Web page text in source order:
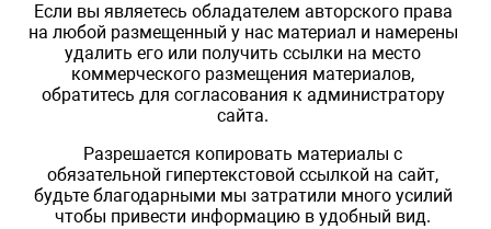
Если вы являетесь обладателем авторского права
на любой размещенный у нас материал и намерены
удалить его или получить ссылки на место
коммерческого размещения материалов,
обратитесь для согласования к администратору
сайта.
Разрешается копировать материалы с
обязательной гипертекстовой ссылкой на сайт,
будьте благодарными мы затратили много усилий
чтобы привести информацию в удобный вид.